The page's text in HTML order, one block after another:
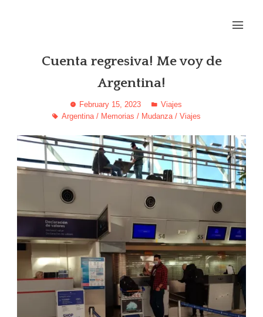
Cuenta regresiva! Me voy de
Argentina!
February 15, 2023
Viajes
Argentina/ Memorias / Mudanza/ Viajes